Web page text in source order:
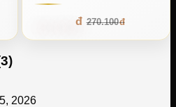
270.100
2026